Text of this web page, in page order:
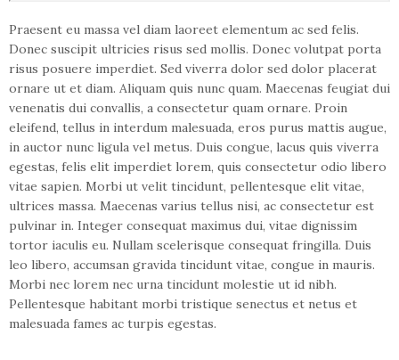
Praesent eu massa vel diam laoreet elementum ac sed felis.
Donec suscipit ultricies risus sed mollis. Donec volutpat porta
risus posuere imperdiet. Sed viverra dolor sed dolor placerat
ornare ut et diam. Aliquam quis nunc quam. Maecenas feugiat dui
venenatis dui convallis, a consectetur quam ornare. Proin
eleifend, tellus in interdum malesuada, eros purus mattis augue,
in auctor nunc ligula vel metus. Duis congue, lacus quis viverra
egestas, felis elit imperdiet lorem, quis consectetur odio libero
vitae sapien. Morbi ut velit tincidunt, pellentesque elit vitae,
ultrices massa. Maecenas varius tellus nisi, ac consectetur est
pulvinar in. Integer consequat maximus dui, vitae dignissim
tortor iaculis eu. Nullam scelerisque consequat fringilla. Duis
leo libero, accumsan gravida tincidunt vitae, congue in mauris.
Morbi nec lorem nec urna tincidunt molestie ut id nibh.
Pellentesque habitant morbi tristique senectus et netus et
malesuada fames ac turpis egestas.